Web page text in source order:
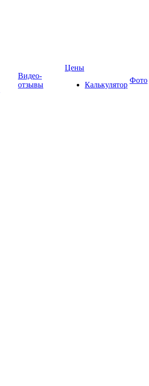
Видео-
отзывы
Цены
Калькулятор
Фото